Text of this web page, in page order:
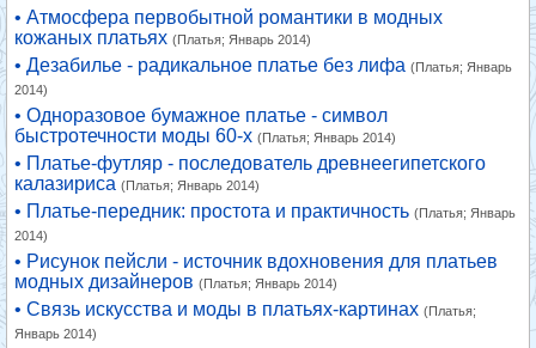
• Атмосфера первобытной романтики в модных
кожаных платьях (Платья; Январь 2014)
• Дезабилье - радикальное платье без лифа (Платья; Январь
2014)
• Одноразовое бумажное платье - символ
быстротечности моды 60-х (Платья; Январь 2014)
• Платье-футляр - последователь древнеегипетского
калазириса (Платья; Январь 2014)
• Платье-передник: простота и практичность (Платья; Январь
2014)
• Рисунок пейсли - источник вдохновения для платьев
модных дизайнеров (Платья; Январь 2014)
• Связь искусства и моды в платьях-картинах (Платья;
Январь 2014)